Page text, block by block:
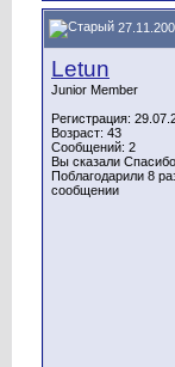
Letun
Junior Member
Регистрация:
Возраст: 43
Сообщений: 2
Вы сказали
Поблагодарили 8
сообщении